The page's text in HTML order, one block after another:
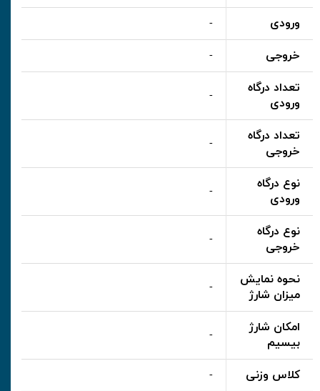
ورودی -
خروجی -
تعداد درگاه
ورودی
-
تعداد درگاه
خروجی
-
نوع درگاه
ورودی
-
نوع درگاه
خروجی
-
نحوه نمایش
میزان شارژ
-
امکان شارژ
بیسیم
-
کلاس وزنی -